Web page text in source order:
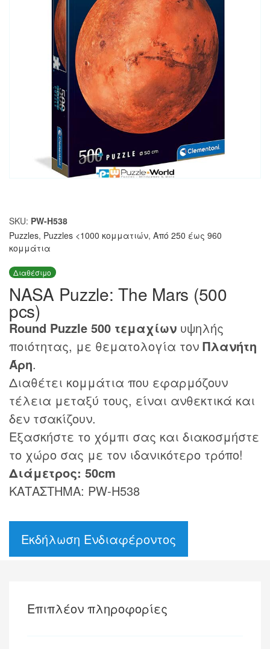
SKU: PW-H538
Puzzles, Puzzles <1000 κομματιών, Από 250 έως 960
κομμάτια
Διαθέσιμο
NASA Puzzle: The Mars (500
pcs)
Round Puzzle 500 τεμαχίων υψηλής
ποιότητας, με θεματολογία τον Πλανήτη
Άρη.
Διαθέτει κομμάτια που εφαρμόζουν
τέλεια μεταξύ τους, είναι ανθεκτικά και
δεν τσακίζουν.
Εξασκήστε το χόμπι σας και διακοσμήστε
το χώρο σας με τον ιδανικότερο τρόπο!
Διάμετρος: 50cm
ΚΑΤΑΣΤΗΜΑ: PW-H538
Εκδήλωση Ενδιαφέροντος
Επιπλέον πληροφορίες